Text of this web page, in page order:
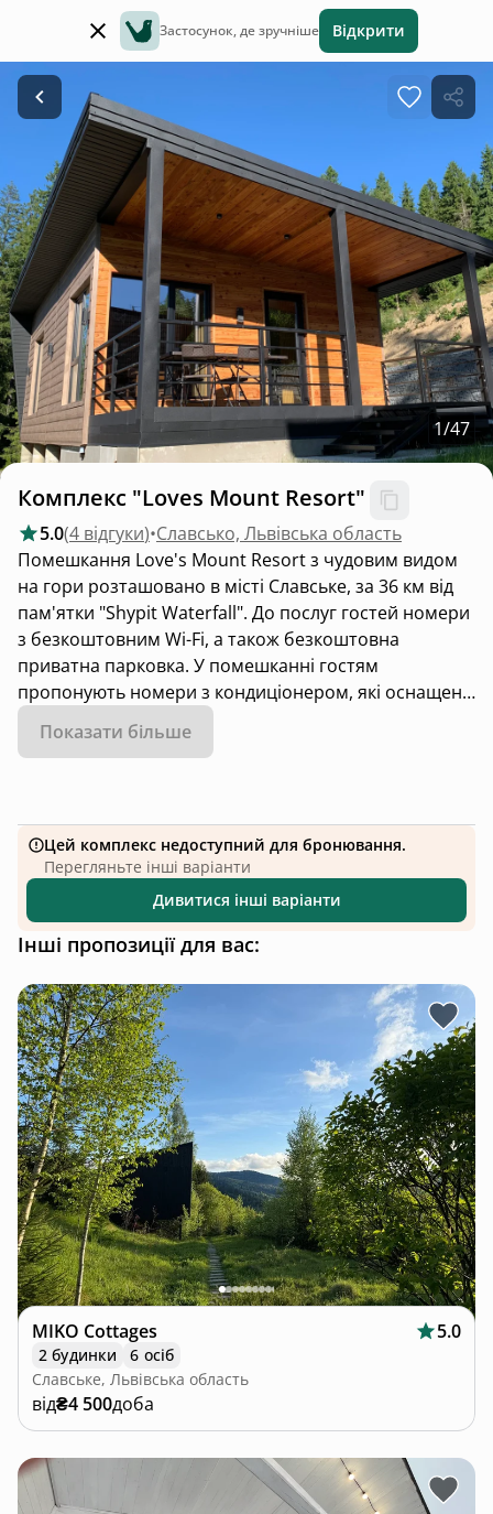
Застосунок, де зручніше Відкрити
1/47
Комплекс "Loves Mount Resort"
5.0(4 відгуки)•Славсько, Львівська область
Помешкання Love's Mount Resort з чудовим видом
на гори розташовано в місті Славське, за 36 км від
пам'ятки "Shypit Waterfall". До послуг гостей номери
з безкоштовним Wi-Fi, а також безкоштовна
приватна парковка. У помешканні гостям
пропонують номери з кондиціонером, які оснащено
сауною.
Кожен з них укомплектовано телевізором із
плоским екраном. Окрему ванну кімнату з душем
укомплектовано безкоштовними туалетно-
косметичними засобами і феном. З тераси
відкривається чудовий вид на місто. Тут також до
розпорядження гостей холодильник, мікрохвильова
піч, плита та чайник.
Гостям помешкання Love's Mount Resort подають
такий варіант сніданку: страви за меню.
До розпорядження гостей помешкання Love's
Mount Resort барбекю.
Показати більше
Цей комплекс недоступний для бронювання.
Перегляньте інші варіанти
Дивитися інші варіанти
Інші пропозиції для вас:
MIKO Cottages 5.0
2 будинки
6 осіб
Славське, Львівська область
від₴4 500доба